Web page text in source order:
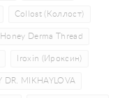
Collost (Коллост)
Honey Derma Thread
Iroxin (Ироксин)
DR. MIKHAYLOVA